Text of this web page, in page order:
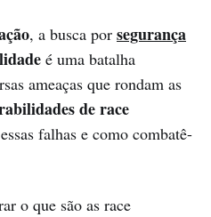
, a busca por segurança
é uma batalha
ameaças que rondam as
de race
falhas e como combatê-
o que são as race